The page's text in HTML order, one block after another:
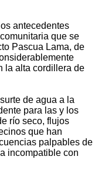
antecedentes
que se
Pascua Lama, de
la alta cordillera de
de agua a la
para las y los
río seco, flujos
que han
palpables de
incompatible con